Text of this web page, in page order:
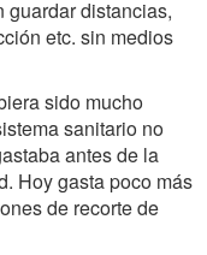
guardar distancias,
etc. sin medios
sido mucho
sanitario no
antes de la
Hoy gasta poco más
de recorte de